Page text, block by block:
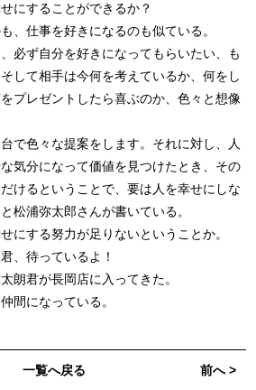
にすることができるか？
、仕事を好きになるのも似ている。
必ず自分を好きになってもらいたい、も
して相手は今何を考えているか、何をし
プレゼントしたら喜ぶのか、色々と想像
で色々な提案をします。それに対し、人
気分になって価値を見つけたとき、その
けるということで、要は人を幸せにしな
松浦弥太郎さんが書いている。
にする努力が足りないということか。
、待っているよ！
朗君が長岡店に入ってきた。
間になっている。
前へ >
一覧へ戻る